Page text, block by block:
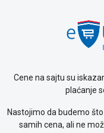
Cene na sajtu su
plaćanje
Nastojimo da budemo
samih cena, ali ne